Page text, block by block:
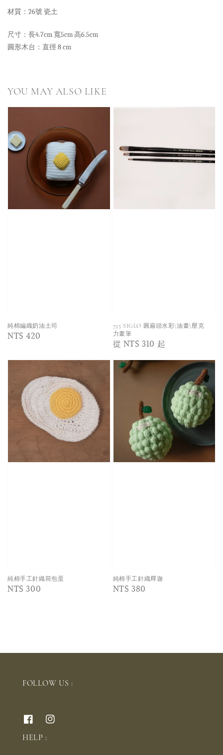
材質：26號 瓷土
尺寸：長4.7cm 寬5cm 高6.5cm
圓形木台：直徑 8 cm
YOU MAY ALSO LIKE
純棉編織奶油土司
Regular
NT$ 420
755 SIGLO 圓扁頭水彩\油畫\壓克
力畫筆
Regular
從 NT$ 310 起
純棉手工針織荷包蛋
Regular
NT$ 300
純棉手工針織釋迦
Regular
NT$ 380
FOLLOW US :
HELP :